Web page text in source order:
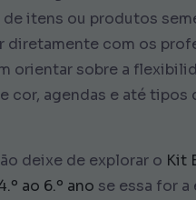
itens ou produtos
diretamente com os
orientar sobre a
cor, agendas e até tipos
deixe de explorar o Kit
ao 6.º ano se essa for a